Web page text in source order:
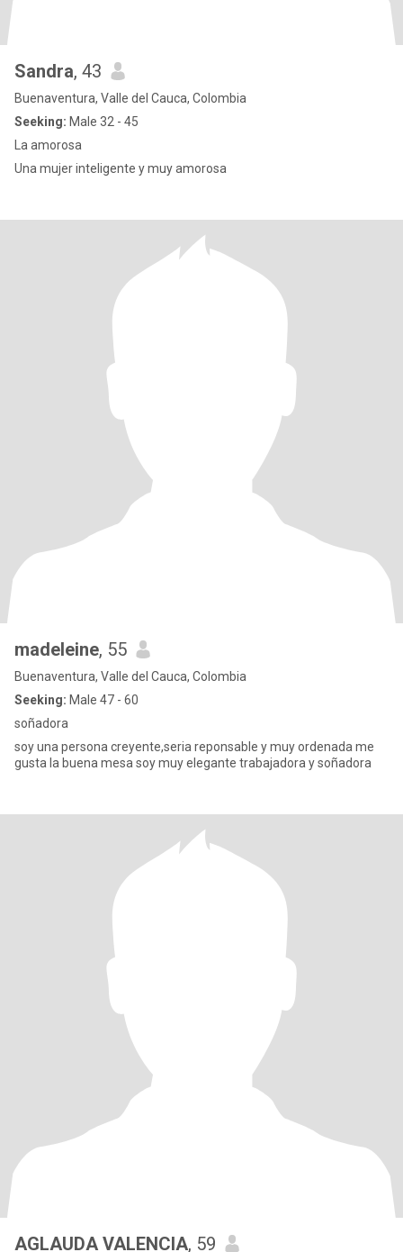
Sandra, 43
Buenaventura, Valle del Cauca, Colombia
Seeking: Male 32 - 45
La amorosa
Una mujer inteligente y muy amorosa
madeleine, 55
Buenaventura, Valle del Cauca, Colombia
Seeking: Male 47 - 60
soñadora
soy una persona creyente,seria reponsable y muy ordenada me
gusta la buena mesa soy muy elegante trabajadora y soñadora
AGLAUDA VALENCIA, 59